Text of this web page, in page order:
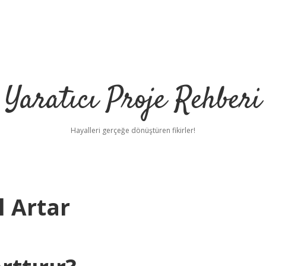
Yaratıcı Proje Rehberi
Hayalleri gerçeğe dönüştüren fikirler!
Artar